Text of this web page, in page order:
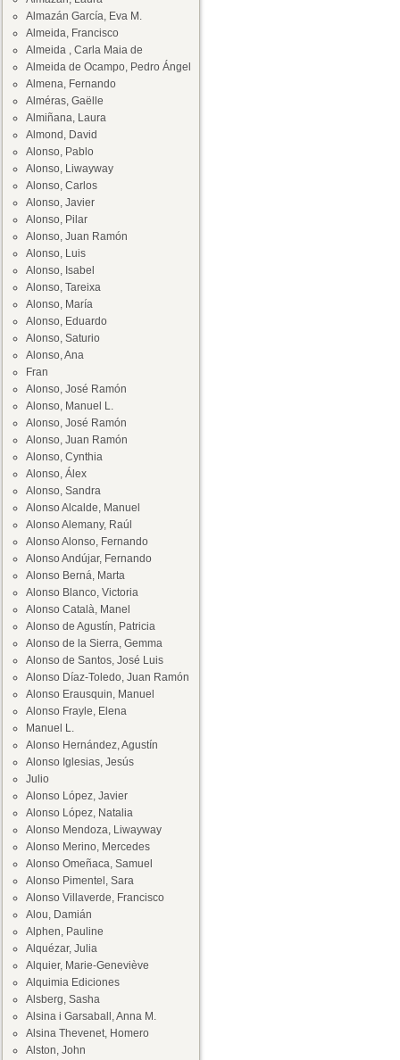
Almazán García, Eva M.
Almeida, Francisco
Almeida , Carla Maia de
Almeida de Ocampo, Pedro Ángel
Almena, Fernando
Alméras, Gaëlle
Almiñana, Laura
Almond, David
Alonso, Pablo
Alonso, Liwayway
Alonso, Carlos
Alonso, Javier
Alonso, Pilar
Alonso, Juan Ramón
Alonso, Luis
Alonso, Isabel
Alonso, Tareixa
Alonso, María
Alonso, Eduardo
Alonso, Saturio
Alonso, Ana
Fran
Alonso, José Ramón
Alonso, Manuel L.
Alonso, José Ramón
Alonso, Juan Ramón
Alonso, Cynthia
Alonso, Álex
Alonso, Sandra
Alonso Alcalde, Manuel
Alonso Alemany, Raúl
Alonso Alonso, Fernando
Alonso Andújar, Fernando
Alonso Berná, Marta
Alonso Blanco, Victoria
Alonso Català, Manel
Alonso de Agustín, Patricia
Alonso de la Sierra, Gemma
Alonso de Santos, José Luis
Alonso Díaz-Toledo, Juan Ramón
Alonso Erausquin, Manuel
Alonso Frayle, Elena
Manuel L.
Alonso Hernández, Agustín
Alonso Iglesias, Jesús
Julio
Alonso López, Javier
Alonso López, Natalia
Alonso Mendoza, Liwayway
Alonso Merino, Mercedes
Alonso Omeñaca, Samuel
Alonso Pimentel, Sara
Alonso Villaverde, Francisco
Alou, Damián
Alphen, Pauline
Alquézar, Julia
Alquier, Marie-Geneviève
Alquimia Ediciones
Alsberg, Sasha
Alsina i Garsaball, Anna M.
Alsina Thevenet, Homero
Alston, John